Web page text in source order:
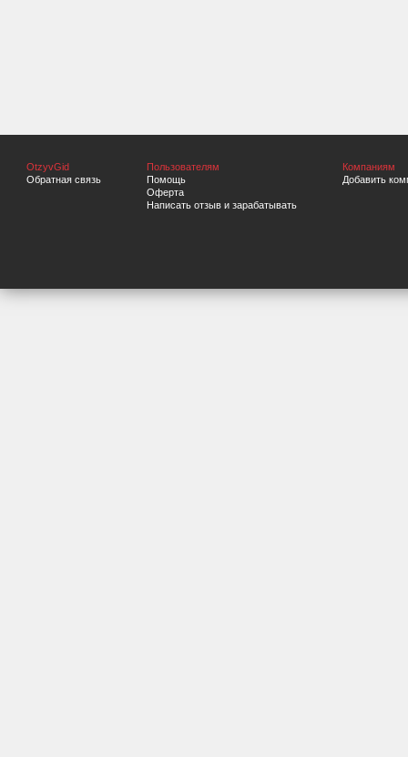
OtzyvGid
Обратная связь
Пользователям
Помощь
Оферта
Написать отзыв и зарабатывать
Компаниям
Добавить